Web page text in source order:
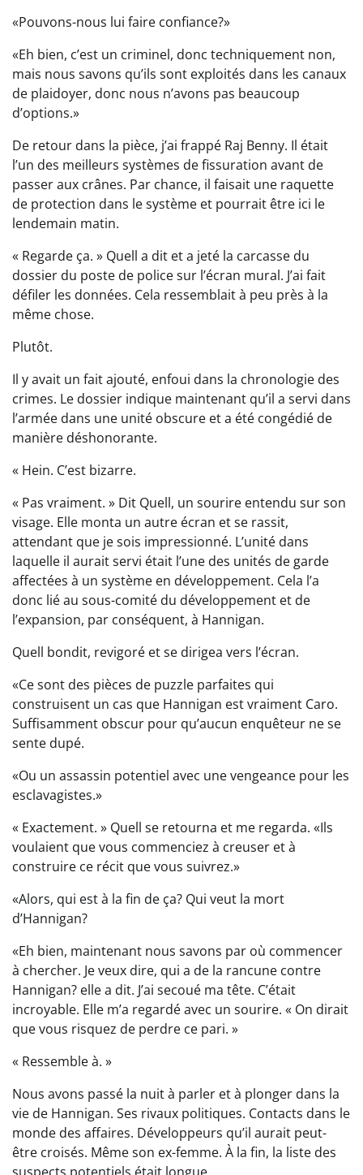
«Pouvons-nous lui faire confiance?»
«Eh bien, c’est un criminel, donc techniquement non,
mais nous savons qu’ils sont exploités dans les canaux
de plaidoyer, donc nous n’avons pas beaucoup
d’options.»
De retour dans la pièce, j’ai frappé Raj Benny. Il était
l’un des meilleurs systèmes de fissuration avant de
passer aux crânes. Par chance, il faisait une raquette
de protection dans le système et pourrait être ici le
lendemain matin.
« Regarde ça. » Quell a dit et a jeté la carcasse du
dossier du poste de police sur l’écran mural. J’ai fait
défiler les données. Cela ressemblait à peu près à la
même chose.
Plutôt.
Il y avait un fait ajouté, enfoui dans la chronologie des
crimes. Le dossier indique maintenant qu’il a servi dans
l’armée dans une unité obscure et a été congédié de
manière déshonorante.
« Hein. C’est bizarre.
« Pas vraiment. » Dit Quell, un sourire entendu sur son
visage. Elle monta un autre écran et se rassit,
attendant que je sois impressionné. L’unité dans
laquelle il aurait servi était l’une des unités de garde
affectées à un système en développement. Cela l’a
donc lié au sous-comité du développement et de
l’expansion, par conséquent, à Hannigan.
Quell bondit, revigoré et se dirigea vers l’écran.
«Ce sont des pièces de puzzle parfaites qui
construisent un cas que Hannigan est vraiment Caro.
Suffisamment obscur pour qu’aucun enquêteur ne se
sente dupé.
«Ou un assassin potentiel avec une vengeance pour les
esclavagistes.»
« Exactement. » Quell se retourna et me regarda. «Ils
voulaient que vous commenciez à creuser et à
construire ce récit que vous suivrez.»
«Alors, qui est à la fin de ça? Qui veut la mort
d’Hannigan?
«Eh bien, maintenant nous savons par où commencer
à chercher. Je veux dire, qui a de la rancune contre
Hannigan? elle a dit. J’ai secoué ma tête. C’était
incroyable. Elle m’a regardé avec un sourire. « On dirait
que vous risquez de perdre ce pari. »
« Ressemble à. »
Nous avons passé la nuit à parler et à plonger dans la
vie de Hannigan. Ses rivaux politiques. Contacts dans le
monde des affaires. Développeurs qu’il aurait peut-
être croisés. Même son ex-femme. À la fin, la liste des